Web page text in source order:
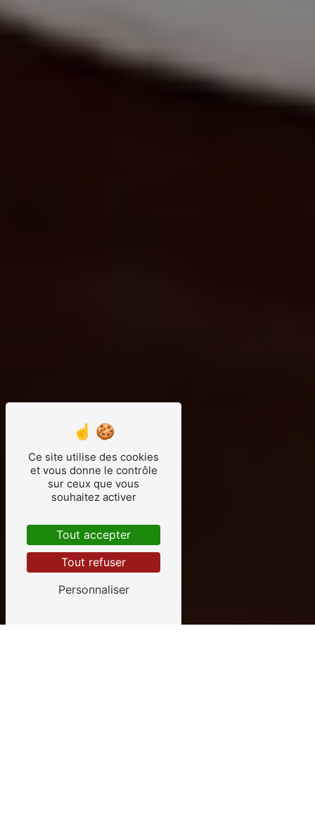
Ce site utilise des cookies
et vous donne le contrôle
sur ceux que vous
souhaitez activer
Tout accepter
Tout refuser
Personnaliser